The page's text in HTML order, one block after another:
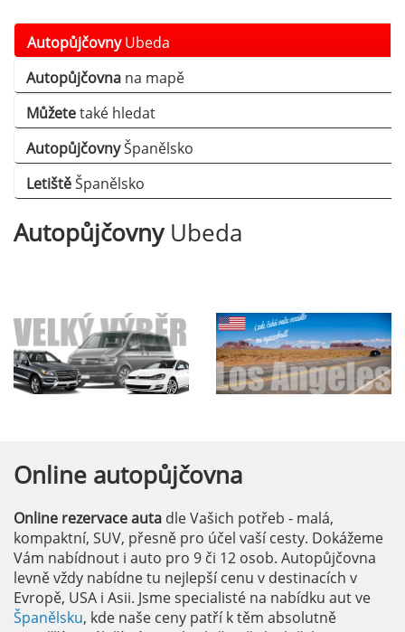
AutopůjčovnyUbeda
Autopůjčovna na mapě
Můžetetaké hledat
AutopůjčovnyŠpanělsko
LetištěŠpanělsko
AutopůjčovnyUbeda
Online autopůjčovna
Online rezervace auta dle Vašich potřeb - malá,
kompaktní, SUV, přesně pro účel vaší cesty. Dokážeme
Vám nabídnout i auto pro 9 či 12 osob. Autopůjčovna
levně vždy nabídne tu nejlepší cenu v destinacích v
Evropě, USA i Asii. Jsme specialisté na nabídku aut ve
Španělsku, kde naše ceny patří k těm absolutně